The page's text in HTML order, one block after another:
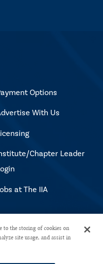
Options
With Us
Chapter Leader
at The IIA
of Internal
reserved.
to the storing of cookies on
site usage, and assist in